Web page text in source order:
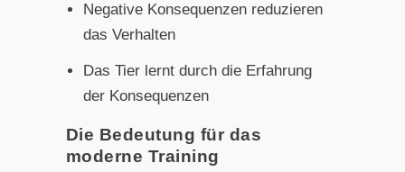
Negative Konsequenzen reduzieren
das Verhalten
Das Tier lernt durch die Erfahrung
der Konsequenzen
Die Bedeutung für das
moderne Training